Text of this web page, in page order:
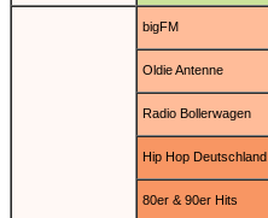
bigFM
Oldie Antenne
Radio Bollerwagen
Hip Hop Deutschland
80er & 90er Hits